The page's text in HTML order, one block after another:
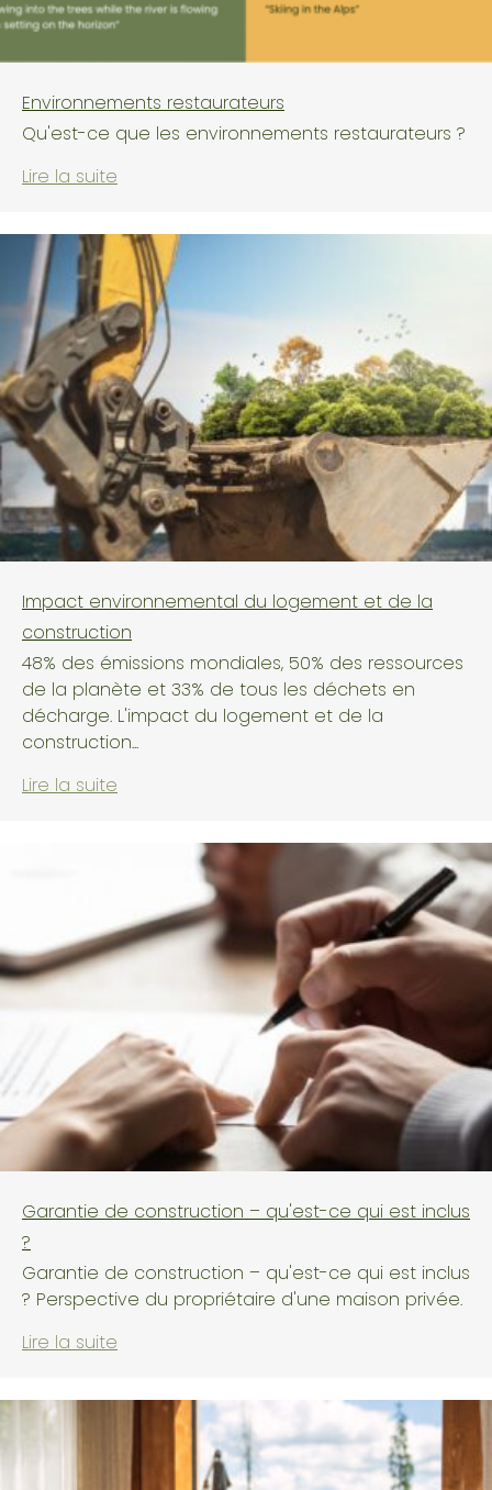
Environnements restaurateurs
Qu'est-ce que les environnements restaurateurs ?
Lire la suite
Impact environnemental du logement et de la
construction
48% des émissions mondiales, 50% des ressources
de la planète et 33% de tous les déchets en
décharge. L'impact du logement et de la
construction...
Lire la suite
Garantie de construction – qu'est-ce qui est inclus
?
Garantie de construction – qu'est-ce qui est inclus
? Perspective du propriétaire d'une maison privée.
Lire la suite